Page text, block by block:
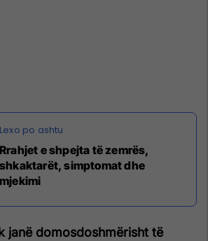
Rrahjet e shpejta të zemrës,
shkaktarët, simptomat dhe
mjekimi
janë domosdoshmërisht të